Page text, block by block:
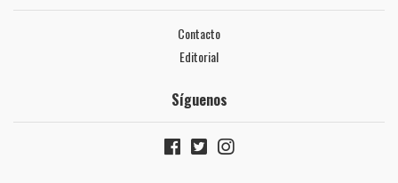
Contacto
Editorial
Síguenos